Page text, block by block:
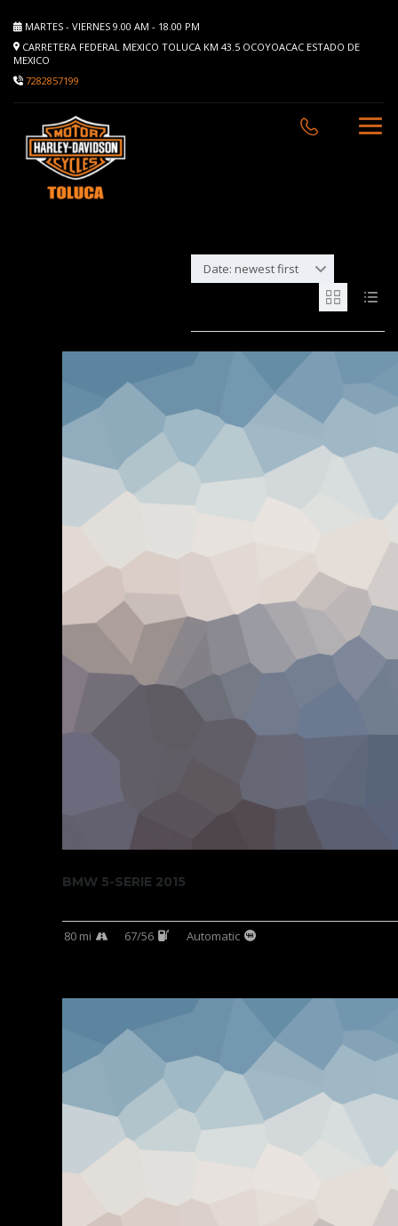
MARTES - VIERNES 9.00 AM - 18.00 PM
CARRETERA FEDERAL MEXICO TOLUCA KM 43.5 OCOYOACAC ESTADO DE
MEXICO
7282857199
Date: newest first
BMW 5-SERIE 2015
80 mi 67/56 Automatic